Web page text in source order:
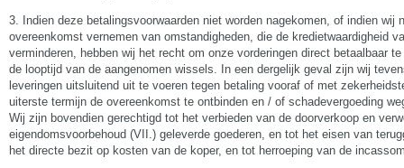
3. Indien deze betalingsvoorwaarden niet worden nagekomen, of indien wij
overeenkomst vernemen van omstandigheden, die de kredietwaardigheid
verminderen, hebben wij het recht om onze vorderingen direct betaalbaar
de looptijd van de aangenomen wissels. In een dergelijk geval zijn wij
leveringen uitsluitend uit te voeren tegen betaling vooraf of met
uiterste termijn de overeenkomst te ontbinden en / of schadevergoeding
Wij zijn bovendien gerechtigd tot het verbieden van de doorverkoop en
eigendomsvoorbehoud (VII.) geleverde goederen, en tot het eisen van
het directe bezit op kosten van de koper, en tot herroeping van de